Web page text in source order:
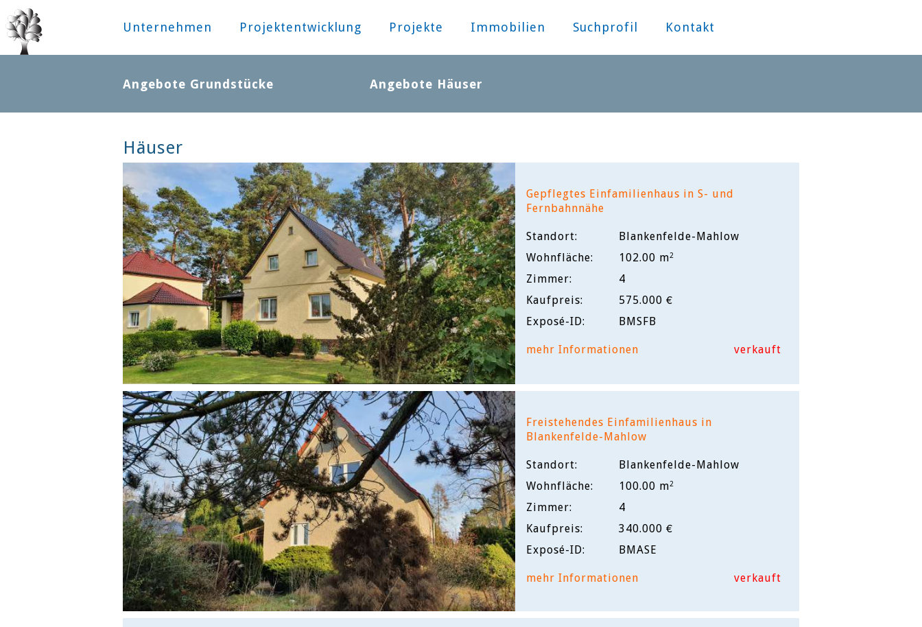
Unternehmen Projektentwicklung Projekte Immobilien Suchprofil Kontakt
Angebote Grundstücke Angebote Häuser
Häuser
Gepflegtes Einfamilienhaus in S- und
Fernbahnnähe
Standort:
Blankenfelde-Mahlow
Wohnfläche:
102.00 m2
Zimmer:
4
Kaufpreis:
575.000 €
Exposé-ID:
BMSFB
mehr Informationen verkauft
Freistehendes Einfamilienhaus in
Blankenfelde-Mahlow
Standort:
Blankenfelde-Mahlow
Wohnfläche:
100.00 m2
Zimmer:
4
Kaufpreis:
340.000 €
Exposé-ID:
BMASE
mehr Informationen verkauft